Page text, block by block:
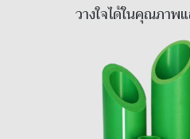
วางใจได้ในคุณภาพ